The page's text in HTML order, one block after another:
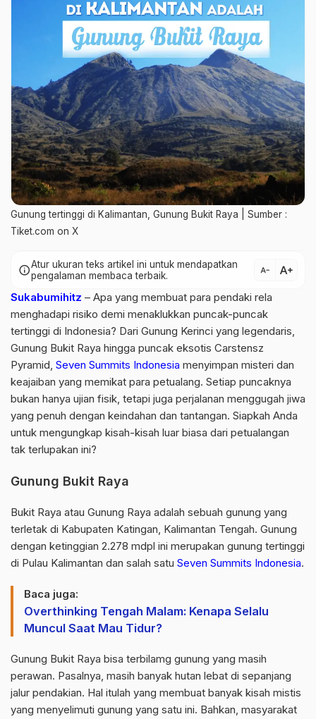
Gunung tertinggi di Kalimantan, Gunung Bukit Raya | Sumber :
Tiket.com on X
infoAtur ukuran teks artikel ini untuk mendapatkan
pengalaman membaca terbaik.
text_decrease text_increase
Sukabumihitz – Apa yang membuat para pendaki rela
menghadapi risiko demi menaklukkan puncak-puncak
tertinggi di Indonesia? Dari Gunung Kerinci yang legendaris,
Gunung Bukit Raya hingga puncak eksotis Carstensz
Pyramid, Seven Summits Indonesia menyimpan misteri dan
keajaiban yang memikat para petualang. Setiap puncaknya
bukan hanya ujian fisik, tetapi juga perjalanan menggugah jiwa
yang penuh dengan keindahan dan tantangan. Siapkah Anda
untuk mengungkap kisah-kisah luar biasa dari petualangan
tak terlupakan ini?
Gunung Bukit Raya
Bukit Raya atau Gunung Raya adalah sebuah gunung yang
terletak di Kabupaten Katingan, Kalimantan Tengah. Gunung
dengan ketinggian 2.278 mdpl ini merupakan gunung tertinggi
di Pulau Kalimantan dan salah satu Seven Summits Indonesia.
Baca juga:
Overthinking Tengah Malam: Kenapa Selalu
Muncul Saat Mau Tidur?
Gunung Bukit Raya bisa terbilamg gunung yang masih
perawan. Pasalnya, masih banyak hutan lebat di sepanjang
jalur pendakian. Hal itulah yang membuat banyak kisah mistis
yang menyelimuti gunung yang satu ini. Bahkan, masyarakat